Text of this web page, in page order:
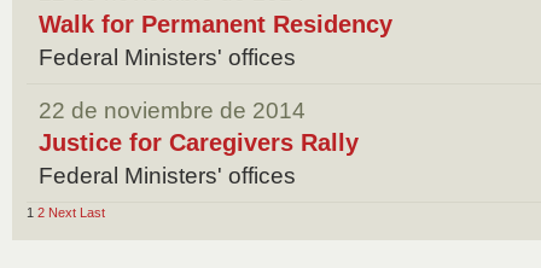
Walk for Permanent Residency
Federal Ministers' offices
22 de noviembre de 2014
Justice for Caregivers Rally
Federal Ministers' offices
1 2 Next Last